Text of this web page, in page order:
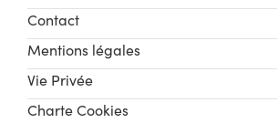
Contact
Mentions légales
Vie Privée
Charte Cookies